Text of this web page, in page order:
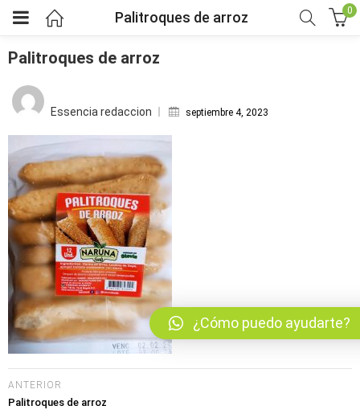
(Fruver)
(Viveres)
(Salud y bienestar)
(Mercado por tipo de dieta)
(Horarios y pedidos)
(Nosotros)
Palitroques de arroz 0
Palitroques de arroz
Essencia redaccion septiembre 4, 2023
ANTERIOR
Palitroques de arroz
¿Cómo puedo ayudarte?